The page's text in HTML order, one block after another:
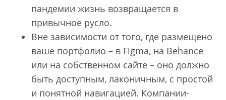
пандемии жизнь возвращается в
привычное русло.
Вне зависимости от того, где размещено
ваше портфолио – в Figma, на Behance
или на собственном сайте – оно должно
быть доступным, лаконичным, с простой
и понятной навигацией. Компании-